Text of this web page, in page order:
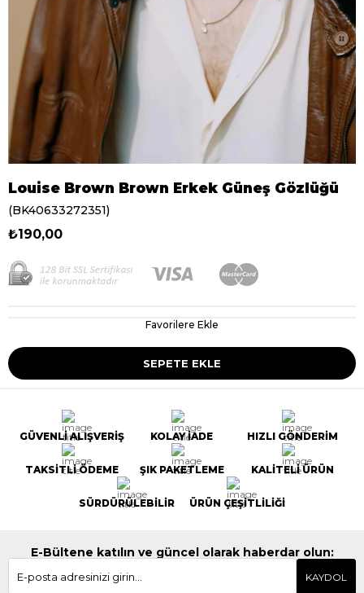
Louise Brown Brown Erkek Güneş Gözlüğü
(BK40633272351)
₺190,00
Favorilere Ekle
GÜVENLİ ALIŞVERİŞ KOLAY İADE HIZLI GÖNDERİM
TAKSİTLİ ÖDEME ŞIK PAKETLEME KALİTELİ ÜRÜN
SÜRDÜRÜLEBİLİR ÜRÜN ÇEŞİTLİLİĞİ
E-Bültene katılın ve güncel olarak haberdar olun:
KAYDOL